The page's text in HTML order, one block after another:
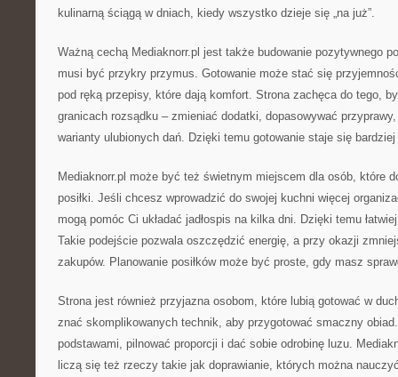
kulinarną ściągą w dniach, kiedy wszystko dzieje się „na już”.
Ważną cechą Mediaknorr.pl jest także budowanie pozytywnego
musi być przykry przymus. Gotowanie może stać się
pod ręką przepisy, które dają komfort. Strona zachęca do tego,
granicach rozsądku – zmieniać dodatki, dopasowywać
warianty ulubionych dań. Dzięki temu gotowanie staje się
Mediaknorr.pl może być też świetnym miejscem dla osób, które
posiłki. Jeśli chcesz wprowadzić do swojej kuchni więcej
mogą pomóc Ci układać jadłospis na kilka dni. Dzięki temu
Takie podejście pozwala oszczędzić energię, a przy okazji
zakupów. Planowanie posiłków może być proste, gdy masz
Strona jest również przyjazna osobom, które lubią gotować w
znać skomplikowanych technik, aby przygotować smaczny
podstawami, pilnować proporcji i dać sobie odrobinę luzu.
liczą się też rzeczy takie jak doprawianie, których można